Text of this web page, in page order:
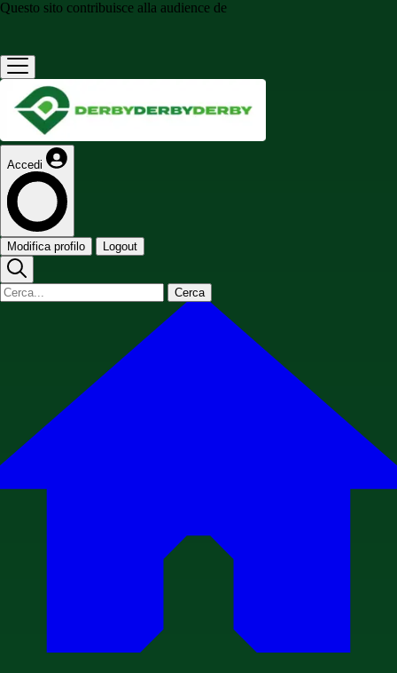
Questo sito contribuisce alla audience de
Accedi
Modifica profilo Logout
Cerca